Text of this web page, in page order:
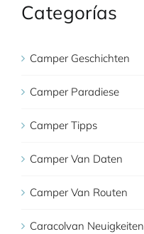
Categorías
Camper Geschichten
Camper Paradiese
Camper Tipps
Camper Van Daten
Camper Van Routen
Caracolvan Neuigkeiten